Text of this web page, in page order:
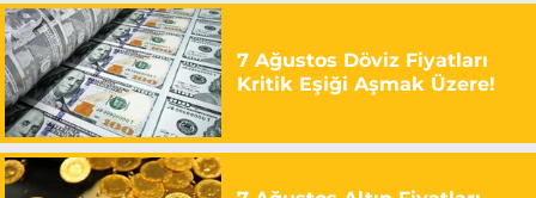
7 Ağustos Döviz Fiyatları
Kritik Eşiği Aşmak Üzere!